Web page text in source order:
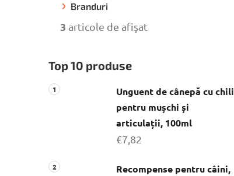
e
r
a
Branduri
3 articole de afişat
Top 10 produse
Unguent de cânepă cu chili
pentru mușchi și
articulații, 100ml
€7,82
Recompense pentru câini,